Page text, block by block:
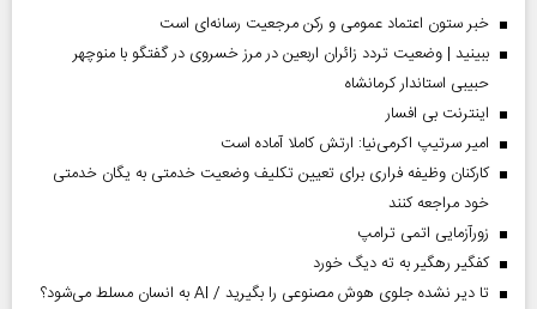
خبر ستون اعتماد عمومی و رکن مرجعیت رسانه‌ای است
ببینید | وضعیت تردد زائران اربعین در مرز خسروی در گفتگو با منوچهر
حبیبی استاندار کرمانشاه
اینترنت بی افسار
امیر سرتیپ اکرمی‌نیا: ارتش کاملا آماده است
کارکنان وظیفه فراری برای تعیین تکلیف وضعیت خدمتی به یگان خدمتی
خود مراجعه کنند
زورآزمایی اتمی ترامپ
کفگیر رهگیر به ته دیگ خورد
تا دیر نشده جلوی هوش مصنوعی را بگیرید / AI به انسان مسلط می‌شود؟